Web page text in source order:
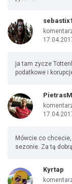
ja tam zycze
podatkowe i
PietrasM
Mówcie co
sezonie. Za tą
Kyrtap